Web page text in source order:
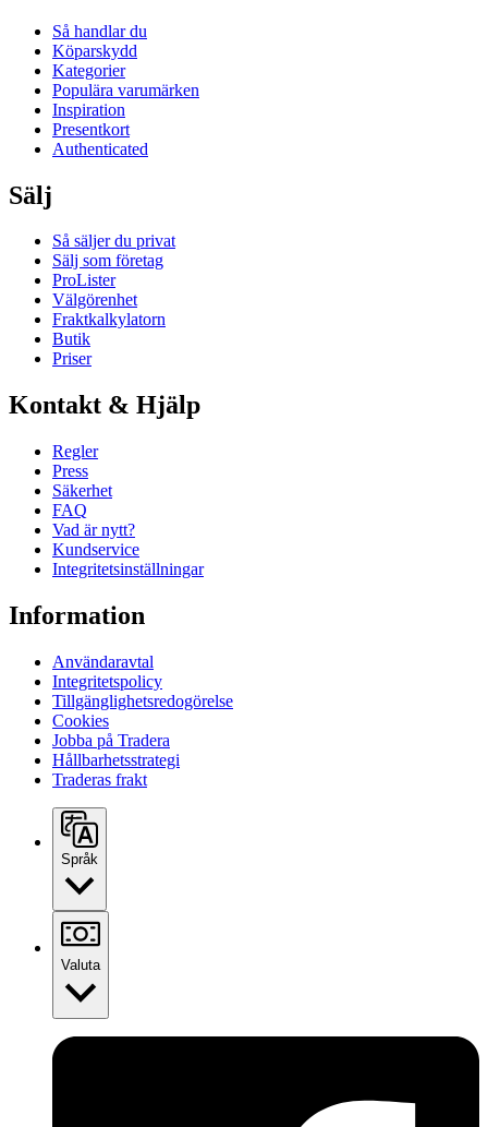
Så handlar du
Köparskydd
Kategorier
Populära varumärken
Inspiration
Presentkort
Authenticated
Sälj
Så säljer du privat
Sälj som företag
ProLister
Välgörenhet
Fraktkalkylatorn
Butik
Priser
Kontakt & Hjälp
Regler
Press
Säkerhet
FAQ
Vad är nytt?
Kundservice
Integritetsinställningar
Information
Användaravtal
Integritetspolicy
Tillgänglighetsredogörelse
Cookies
Jobba på Tradera
Hållbarhetsstrategi
Traderas frakt
Språk
Valuta